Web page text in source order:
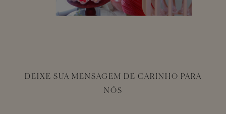
DEIXE SUA MENSAGEM DE CARINHO PARA
NÓS